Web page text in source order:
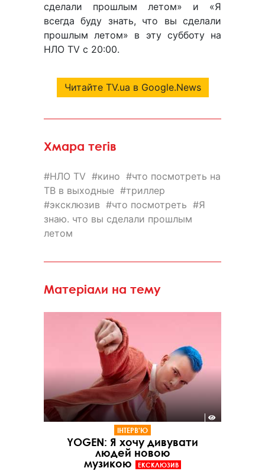
сделали прошлым летом» и «Я
всегда буду знать, что вы сделали
прошлым летом» в эту субботу на
НЛО TV с 20:00.
Читайте TV.ua в Google.News
Хмара тегів
НЛО TV кино
что посмотреть на
ТВ в выходные
триллер
эксклюзив
что посмотреть
Я
знаю. что вы сделали прошлым
летом
Матеріали на тему
ІНТЕРВ'Ю
YOGEN: Я хочу дивувати
людей новою
музикою
ЕКСКЛЮЗИВ